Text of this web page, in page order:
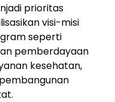
prioritas
visi-misi
seperti
pemberdayaan
kesehatan,